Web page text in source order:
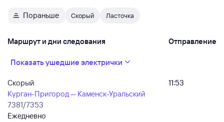
Пораньше Скорый Ласточка
Маршрут и дни следования Отправление
Показать ушедшие электрички
Скорый
Курган-Пригород — Каменск-Уральский
7381/7353
Ежедневно
11:53